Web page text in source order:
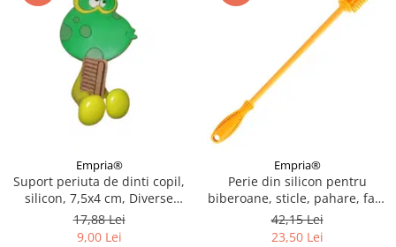
Empria®
Suport periuta de dinti copil,
silicon, 7,5x4 cm, Diverse
modele
17,88 Lei
9,00 Lei
Empria®
Perie din silicon pentru
biberoane, sticle, pahare, fara
BPA, sterilizabila, Empria,
Diverse culori
42,15 Lei
23,50 Lei